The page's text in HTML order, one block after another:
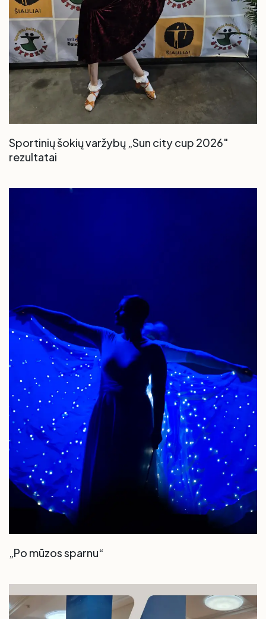
Sportinių šokių varžybų „Sun city cup 2026"
rezultatai
„Po mūzos sparnu“